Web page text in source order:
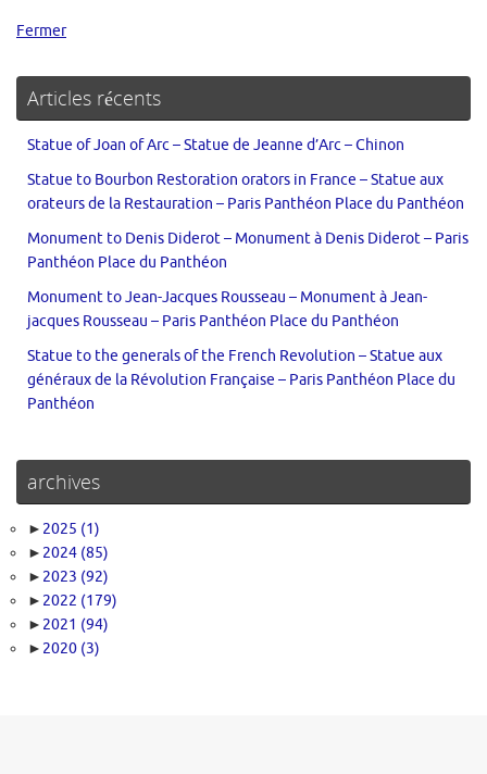
Fermer
Articles récents
Statue of Joan of Arc – Statue de Jeanne d’Arc – Chinon
Statue to Bourbon Restoration orators in France – Statue aux
orateurs de la Restauration – Paris Panthéon Place du Panthéon
Monument to Denis Diderot – Monument à Denis Diderot – Paris
Panthéon Place du Panthéon
Monument to Jean-Jacques Rousseau – Monument à Jean-
jacques Rousseau – Paris Panthéon Place du Panthéon
Statue to the generals of the French Revolution – Statue aux
généraux de la Révolution Française – Paris Panthéon Place du
Panthéon
archives
► 2025 (1)
► 2024 (85)
► 2023 (92)
► 2022 (179)
► 2021 (94)
► 2020 (3)